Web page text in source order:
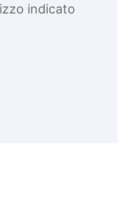
indicato